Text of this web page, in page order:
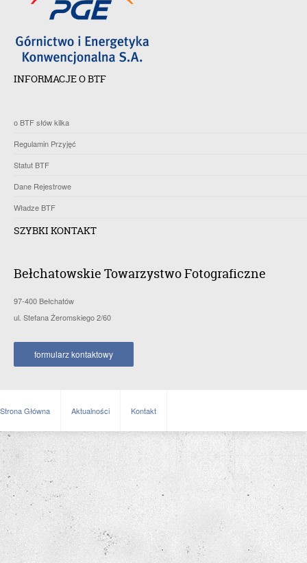
INFORMACJE O BTF
o BTF słów kilka
Regulamin Przyjęć
Statut BTF
Dane Rejestrowe
Władze BTF
SZYBKI KONTAKT
Bełchatowskie Towarzystwo Fotograficzne
97-400 Bełchatów
ul. Stefana Żeromskiego 2/60
formularz kontaktowy
Strona Główna Aktualności Kontakt